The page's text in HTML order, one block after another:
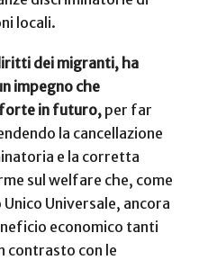
locali.
dei migranti, ha
impegno che
in futuro, per far
la cancellazione
e la corretta
sul welfare che, come
Unico Universale, ancora
economico tanti
contrasto con le